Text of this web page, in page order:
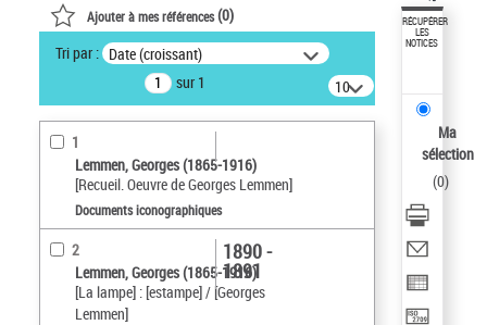
Ajouter à mes références(0)
Tri par : Date (croissant)
sur 1
10
résultats/page
1
Lemmen, Georges (1865-1916)
[Recueil. Oeuvre de Georges Lemmen]
Documents iconographiques
2
Lemmen, Georges (1865-1916)
[La lampe] : [estampe] / [Georges
Lemmen]
1890 -
1891
RÉCUPÉRER
LES
NOTICES
Ma
sélection
(0)